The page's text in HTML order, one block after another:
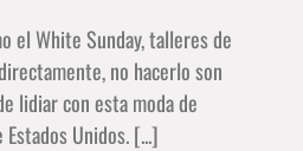
el White Sunday, talleres de
no hacerlo son
lidiar con esta moda de
Unidos. [...]